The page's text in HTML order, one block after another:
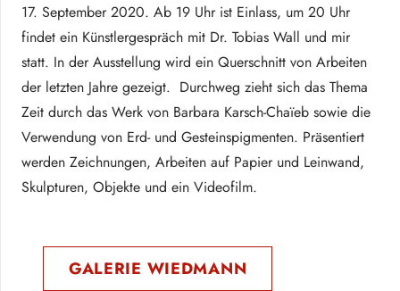
17. September 2020. Ab 19 Uhr ist Einlass, um 20 Uhr
findet ein Künstlergespräch mit Dr. Tobias Wall und mir
statt. In der Ausstellung wird ein Querschnitt von Arbeiten
der letzten Jahre gezeigt. Durchweg zieht sich das Thema
Zeit durch das Werk von Barbara Karsch-Chaïeb sowie die
Verwendung von Erd- und Gesteinspigmenten. Präsentiert
werden Zeichnungen, Arbeiten auf Papier und Leinwand,
Skulpturen, Objekte und ein Videofilm.
GALERIE WIEDMANN